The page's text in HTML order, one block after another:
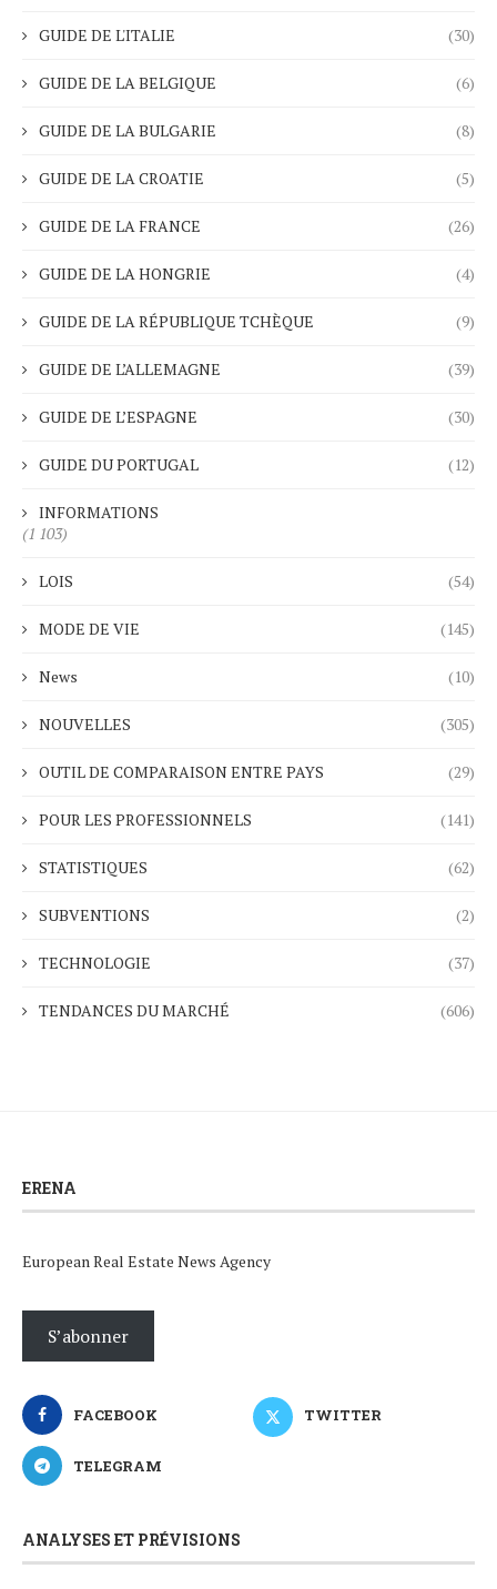
GUIDE DE L'ITALIE (30)
GUIDE DE LA BELGIQUE (6)
GUIDE DE LA BULGARIE (8)
GUIDE DE LA CROATIE (5)
GUIDE DE LA FRANCE (26)
GUIDE DE LA HONGRIE (4)
GUIDE DE LA RÉPUBLIQUE TCHÈQUE (9)
GUIDE DE L’ALLEMAGNE (39)
GUIDE DE L’ESPAGNE (30)
GUIDE DU PORTUGAL (12)
INFORMATIONS
(1 103)
LOIS (54)
MODE DE VIE (145)
News (10)
NOUVELLES (305)
OUTIL DE COMPARAISON ENTRE PAYS (29)
POUR LES PROFESSIONNELS (141)
STATISTIQUES (62)
SUBVENTIONS (2)
TECHNOLOGIE (37)
TENDANCES DU MARCHÉ (606)
ERENA
European Real Estate News Agency
S’abonner
FACEBOOK TWITTER
TELEGRAM
ANALYSES ET PRÉVISIONS